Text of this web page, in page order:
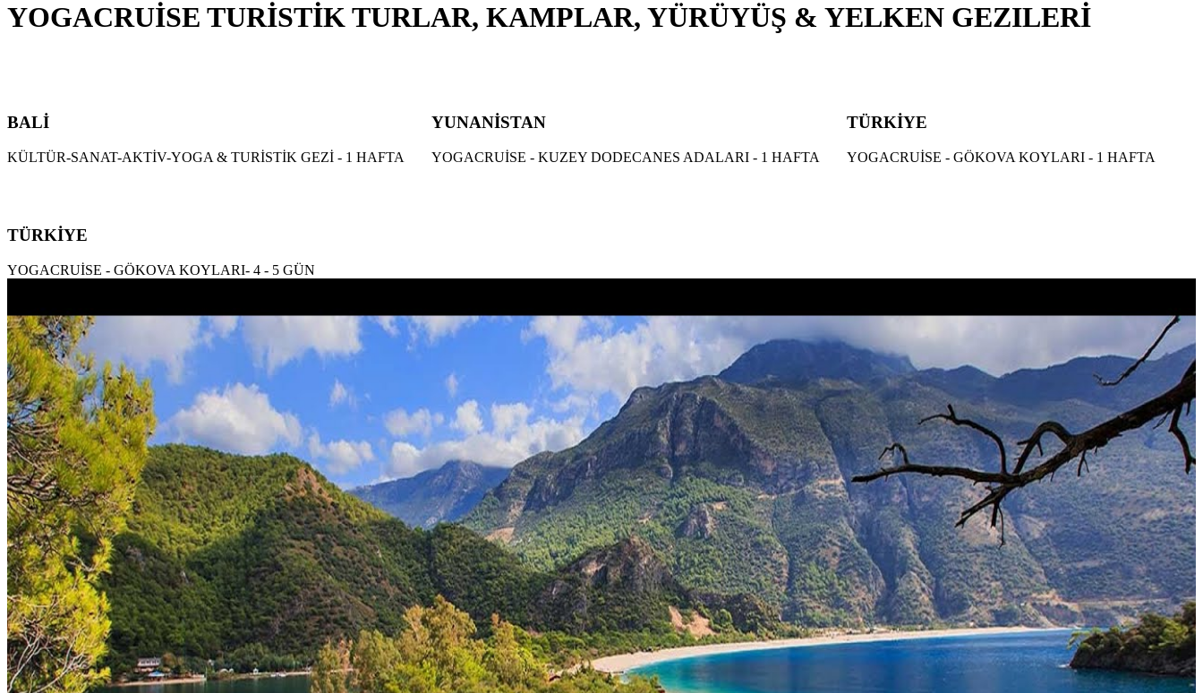
YOGACRUİSE TURİSTİK TURLAR, KAMPLAR, YÜRÜYÜŞ & YELKEN GEZILERİ
BALİ
KÜLTÜR-SANAT-AKTİV-YOGA & TURİSTİK GEZİ - 1 HAFTA
YUNANİSTAN
YOGACRUİSE - KUZEY DODECANES ADALARI - 1 HAFTA
TÜRKİYE
YOGACRUİSE - GÖKOVA KOYLARI - 1 HAFTA
TÜRKİYE
YOGACRUİSE - GÖKOVA KOYLARI- 4 - 5 GÜN